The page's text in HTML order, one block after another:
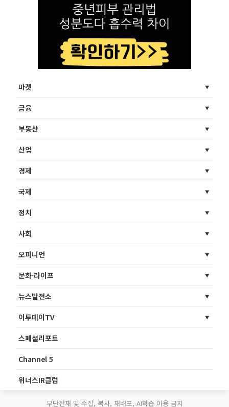
마켓
금융
부동산
산업
경제
국제
정치
사회
오피니언
문화·라이프
뉴스발전소
이투데이TV
스페셜리포트
Channel 5
위너스IR클럽
무단전재 및 수집, 복사, 재배포, AI학습 이용 금지